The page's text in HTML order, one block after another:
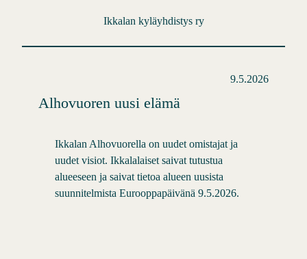
Ikkalan kyläyhdistys ry
9.5.2026
Alhovuoren uusi elämä
Ikkalan Alhovuorella on uudet omistajat ja
uudet visiot. Ikkalalaiset saivat tutustua
alueeseen ja saivat tietoa alueen uusista
suunnitelmista Eurooppapäivänä 9.5.2026.